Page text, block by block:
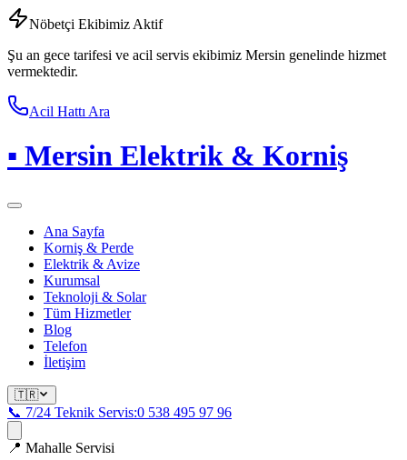
Nöbetçi Ekibimiz Aktif
Şu an gece tarifesi ve acil servis ekibimiz Mersin genelinde hizmet
vermektedir.
Acil Hattı Ara
▪ Mersin Elektrik & Korniş
Ana Sayfa
Korniş & Perde
Elektrik & Avize
Kurumsal
Teknoloji & Solar
Tüm Hizmetler
Blog
Telefon
İletişim
🇹🇷
📞 7/24 Teknik Servis:0 538 495 97 96
📍 Mahalle Servisi